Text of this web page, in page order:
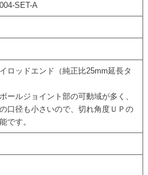
SET-A
ロッドエンド（純正比25mm延長タ
ールジョイント部の可動域が多く、
口径も小さいので、切れ角度ＵＰの
です。